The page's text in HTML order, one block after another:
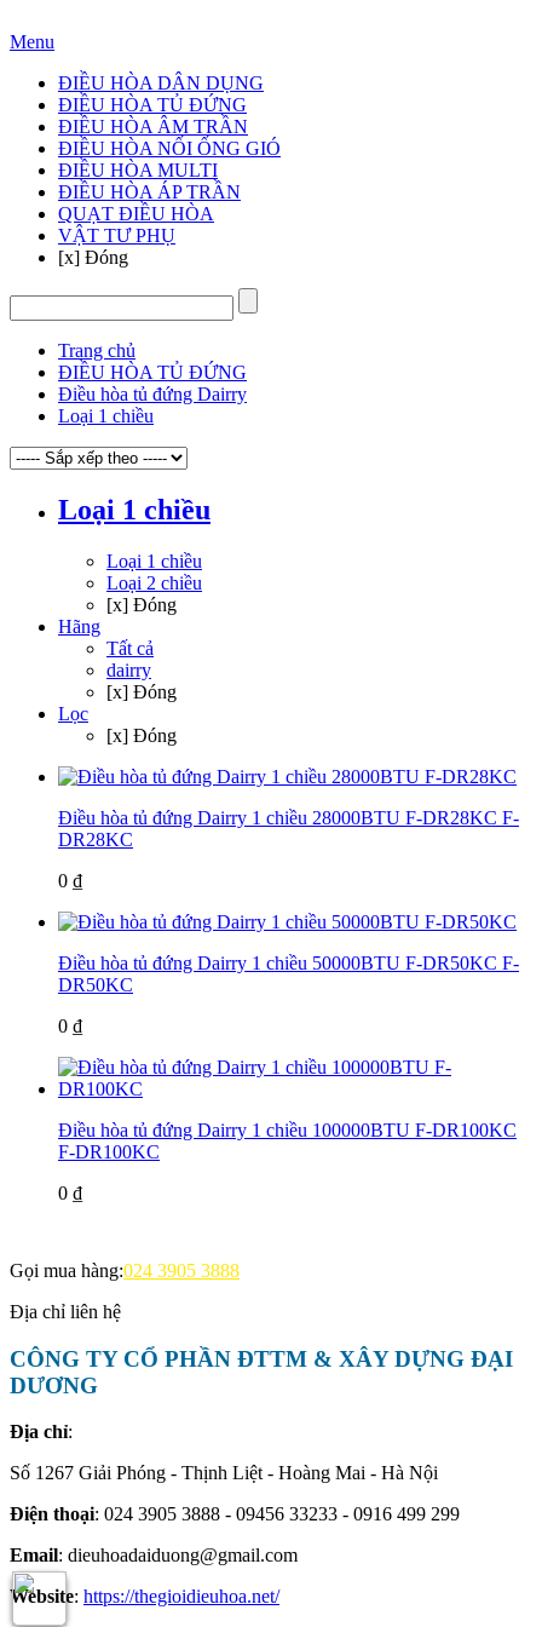
Menu
ĐIỀU HÒA DÂN DỤNG
ĐIỀU HÒA TỦ ĐỨNG
ĐIỀU HÒA ÂM TRẦN
ĐIỀU HÒA NỐI ỐNG GIÓ
ĐIỀU HÒA MULTI
ĐIỀU HÒA ÁP TRẦN
QUẠT ĐIỀU HÒA
VẬT TƯ PHỤ
[x] Đóng
Trang chủ
ĐIỀU HÒA TỦ ĐỨNG
Điều hòa tủ đứng Dairry
Loại 1 chiều
Loại 1 chiều
Loại 1 chiều
Loại 2 chiều
[x] Đóng
Hãng
Tất cả
dairry
[x] Đóng
Lọc
[x] Đóng
Điều hòa tủ đứng Dairry 1 chiều 28000BTU F-DR28KC F-
DR28KC
0 ₫
Điều hòa tủ đứng Dairry 1 chiều 50000BTU F-DR50KC F-
DR50KC
0 ₫
Điều hòa tủ đứng Dairry 1 chiều 100000BTU F-DR100KC
F-DR100KC
0 ₫
Gọi mua hàng:024 3905 3888
Địa chỉ liên hệ
CÔNG TY CỔ PHẦN ĐTTM & XÂY DỰNG ĐẠI
DƯƠNG
Địa chỉ:
Số 1267 Giải Phóng - Thịnh Liệt - Hoàng Mai - Hà Nội
Điện thoại: 024 3905 3888 - 09456 33233 - 0916 499 299
Email: dieuhoadaiduong@gmail.com
Website: https://thegioidieuhoa.net/